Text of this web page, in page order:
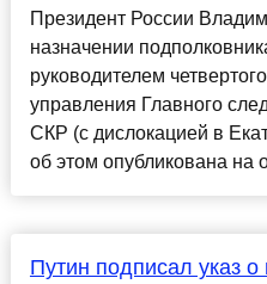
Президент России
назначении
руководителем
управления Главного
СКР (с дислокацией в
об этом опубликована на
Путин подписал указ